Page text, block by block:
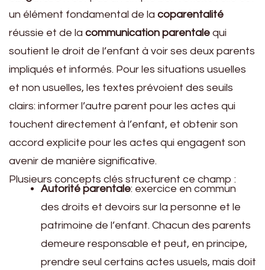
un élément fondamental de la coparentalité
réussie et de la communication parentale qui
soutient le droit de l’enfant à voir ses deux parents
impliqués et informés. Pour les situations usuelles
et non usuelles, les textes prévoient des seuils
clairs: informer l’autre parent pour les actes qui
touchent directement à l’enfant, et obtenir son
accord explicite pour les actes qui engagent son
avenir de manière significative.
Plusieurs concepts clés structurent ce champ :
Autorité parentale: exercice en commun
des droits et devoirs sur la personne et le
patrimoine de l’enfant. Chacun des parents
demeure responsable et peut, en principe,
prendre seul certains actes usuels, mais doit